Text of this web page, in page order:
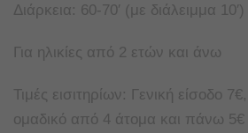
Διάρκεια: 60-70′ (με διάλειμμα 10′)
Για ηλικίες από 2 ετών και άνω
Τιμές εισιτηρίων: Γενική είσοδο
ομαδικό από 4 άτομα και πάνω 5€